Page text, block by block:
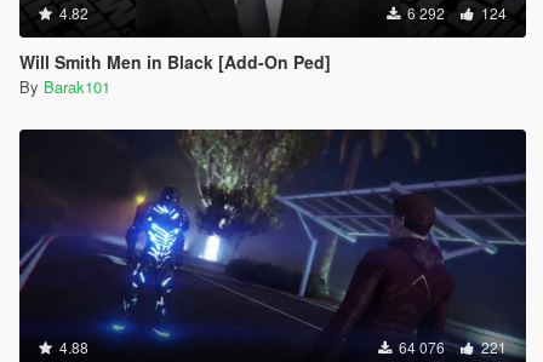
4.82 6 292 124
Will Smith Men in Black [Add-On Ped]
By Barak101
4.88 64 076 221